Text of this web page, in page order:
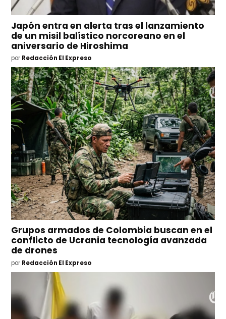
Japón entra en alerta tras el lanzamiento
de un misil balístico norcoreano en el
aniversario de Hiroshima
por Redacción El Expreso
Grupos armados de Colombia buscan en el
conflicto de Ucrania tecnología avanzada
de drones
por Redacción El Expreso